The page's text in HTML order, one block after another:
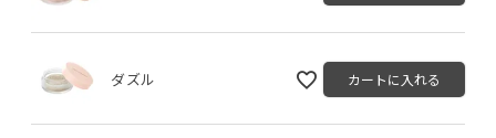
ダズル カートに入れる